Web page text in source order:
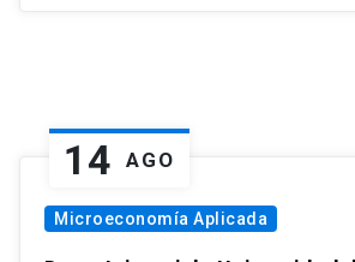
14 AGO
Microeconomía Aplicada